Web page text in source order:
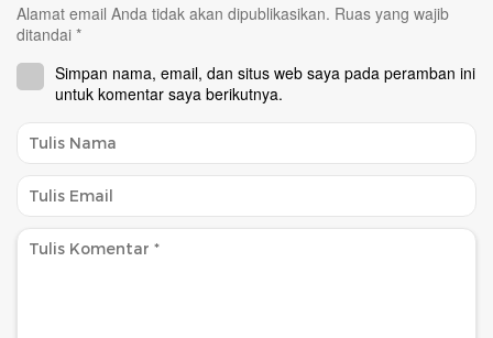
Alamat email Anda tidak akan dipublikasikan. Ruas yang wajib
ditandai *
Simpan nama, email, dan situs web saya pada peramban ini
untuk komentar saya berikutnya.